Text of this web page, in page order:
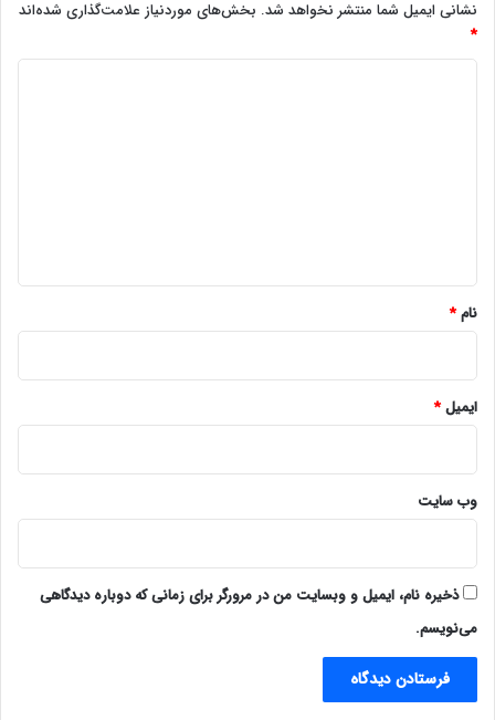
نشانی ایمیل شما منتشر نخواهد شد. بخش‌های موردنیاز علامت‌گذاری شده‌اند
*
نام*
ایمیل*
وب‌ سایت
ذخیره نام، ایمیل و وبسایت من در مرورگر برای زمانی که دوباره دیدگاهی
می‌نویسم.